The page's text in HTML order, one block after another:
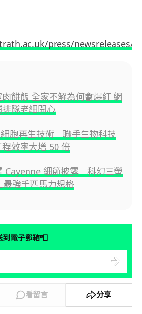
press/newsreleases/
餅飯 全家不解為何會爆紅 網
隊老細開心
胞再生技術 聯手生物科技
效率大增 50 倍
Cayenne 細節披露 科幻三螢
最強千匹馬力規格
到電子郵箱📮
看留言 分享